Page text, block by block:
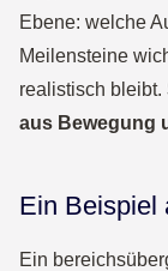
Ebene: welche
Meilensteine
realistisch bleibt.
aus Bewegung
Ein Beispiel
Ein